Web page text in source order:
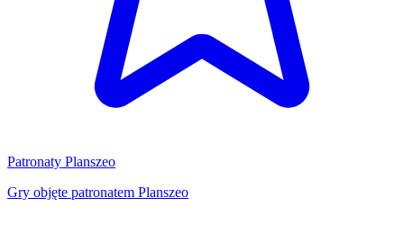
Patronaty Planszeo
Gry objęte patronatem Planszeo